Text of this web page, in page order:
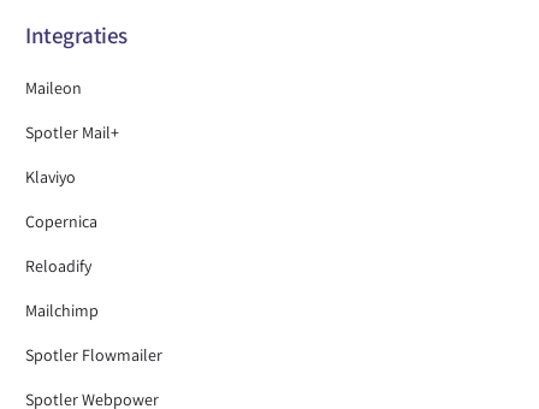
Integraties
Maileon
Spotler Mail+
Klaviyo
Copernica
Reloadify
Mailchimp
Spotler Flowmailer
Spotler Webpower